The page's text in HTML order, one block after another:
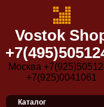
Vostok
Москва
+7(925)0041061
Каталог